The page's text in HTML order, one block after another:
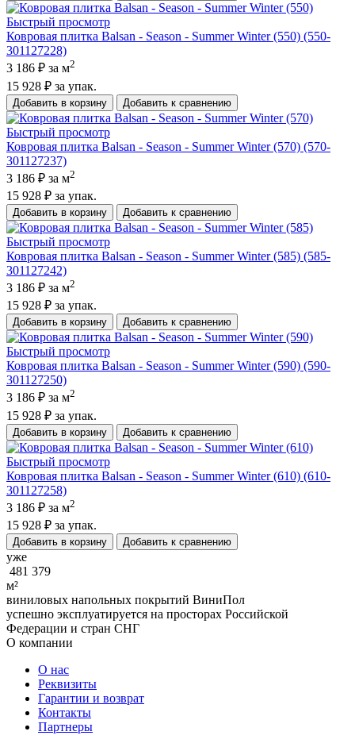
Быстрый просмотр
Ковровая плитка Balsan - Season - Summer Winter (550) (550-
301127228)
3 186 ₽ за м2
15 928 ₽ за упак.
Добавить в корзину Добавить к сравнению
Быстрый просмотр
Ковровая плитка Balsan - Season - Summer Winter (570) (570-
301127237)
3 186 ₽ за м2
15 928 ₽ за упак.
Добавить в корзину Добавить к сравнению
Быстрый просмотр
Ковровая плитка Balsan - Season - Summer Winter (585) (585-
301127242)
3 186 ₽ за м2
15 928 ₽ за упак.
Добавить в корзину Добавить к сравнению
Быстрый просмотр
Ковровая плитка Balsan - Season - Summer Winter (590) (590-
301127250)
3 186 ₽ за м2
15 928 ₽ за упак.
Добавить в корзину Добавить к сравнению
Быстрый просмотр
Ковровая плитка Balsan - Season - Summer Winter (610) (610-
301127258)
3 186 ₽ за м2
15 928 ₽ за упак.
Добавить в корзину Добавить к сравнению
уже
481 379
м²
виниловых напольных покрытий ВиниПол
успешно эксплуатируется на просторах Российской
Федерации и стран СНГ
О компании
О нас
Реквизиты
Гарантии и возврат
Контакты
Партнеры